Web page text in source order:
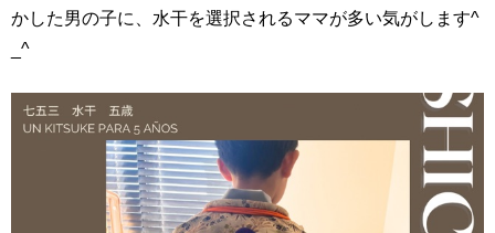
かした男の子に、水干を選択されるママが多い気がします^
_^